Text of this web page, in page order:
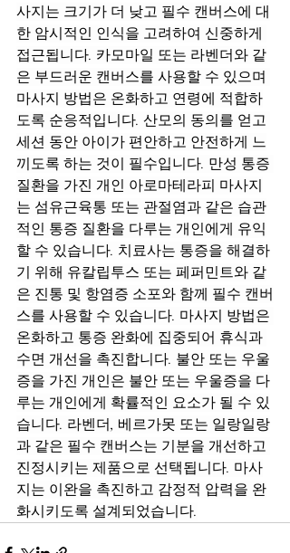
사지는 크기가 더 낮고 필수 캔버스에 대
한 암시적인 인식을 고려하여 신중하게
접근됩니다. 카모마일 또는 라벤더와 같
은 부드러운 캔버스를 사용할 수 있으며
마사지 방법은 온화하고 연령에 적합하
도록 순응적입니다. 산모의 동의를 얻고
세션 동안 아이가 편안하고 안전하게 느
끼도록 하는 것이 필수입니다. 만성 통증
질환을 가진 개인 아로마테라피 마사지
는 섬유근육통 또는 관절염과 같은 습관
적인 통증 질환을 다루는 개인에게 유익
할 수 있습니다. 치료사는 통증을 해결하
기 위해 유칼립투스 또는 페퍼민트와 같
은 진통 및 항염증 소포와 함께 필수 캔버
스를 사용할 수 있습니다. 마사지 방법은
온화하고 통증 완화에 집중되어 휴식과
수면 개선을 촉진합니다. 불안 또는 우울
증을 가진 개인은 불안 또는 우울증을 다
루는 개인에게 확률적인 요소가 될 수 있
습니다. 라벤더, 베르가못 또는 일랑일랑
과 같은 필수 캔버스는 기분을 개선하고
진정시키는 제품으로 선택됩니다. 마사
지는 이완을 촉진하고 감정적 압력을 완
화시키도록 설계되었습니다.